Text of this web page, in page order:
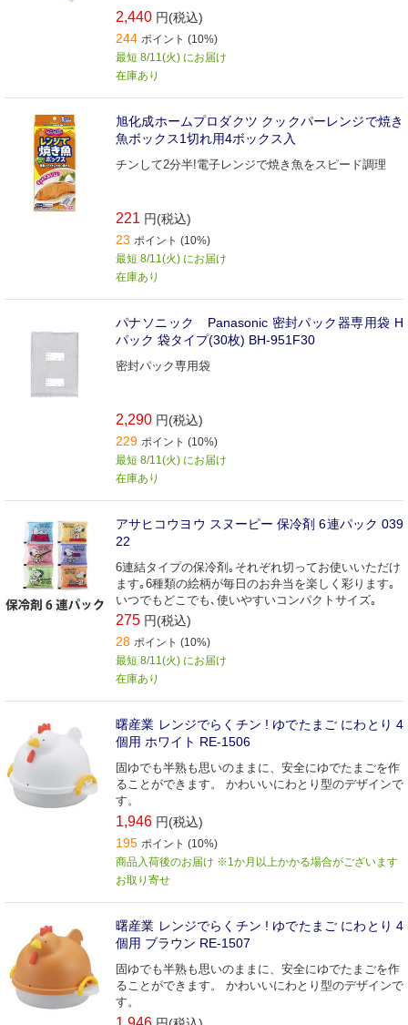
2,440 円(税込)
244 ポイント (10%)
最短 8/11(火) にお届け
在庫あり
旭化成ホームプロダクツ クックパーレンジで焼き
魚ボックス1切れ用4ボックス入
チンして2分半!電子レンジで焼き魚をスピード調理
221 円(税込)
23 ポイント (10%)
最短 8/11(火) にお届け
在庫あり
パナソニック Panasonic 密封パック器専用袋 H
パック 袋タイプ(30枚) BH‐951F30
密封パック専用袋
2,290 円(税込)
229 ポイント (10%)
最短 8/11(火) にお届け
在庫あり
アサヒコウヨウ スヌーピー 保冷剤 6連パック 039
22
6連結タイプの保冷剤｡それぞれ切ってお使いいただけ
ます｡6種類の絵柄が毎日のお弁当を楽しく彩ります｡
いつでもどこでも､使いやすいコンパクトサイズ｡
275 円(税込)
28 ポイント (10%)
最短 8/11(火) にお届け
在庫あり
曙産業 レンジでらくチン ! ゆでたまご にわとり 4
個用 ホワイト RE-1506
固ゆでも半熟も思いのままに、安全にゆでたまごを作
ることができます。 かわいいにわとり型のデザインで
す。
1,946 円(税込)
195 ポイント (10%)
商品入荷後のお届け ※1か月以上かかる場合がございます
お取り寄せ
曙産業 レンジでらくチン ! ゆでたまご にわとり 4
個用 ブラウン RE-1507
固ゆでも半熟も思いのままに、安全にゆでたまごを作
ることができます。 かわいいにわとり型のデザインで
す。